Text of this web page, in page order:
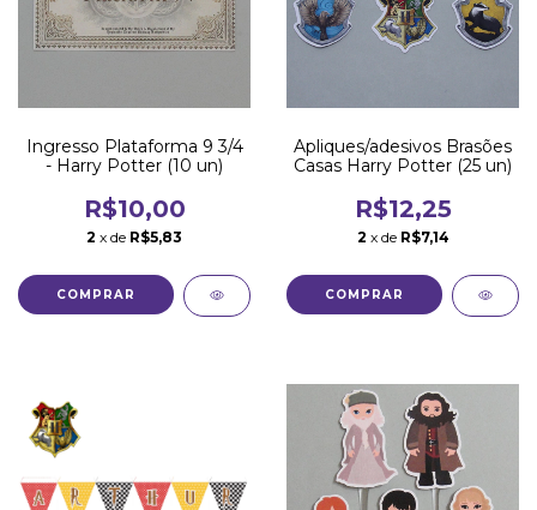
Ingresso Plataforma 9 3/4
- Harry Potter (10 un)
R$10,00
2 x de R$5,83
Apliques/adesivos Brasões
Casas Harry Potter (25 un)
R$12,25
2 x de R$7,14